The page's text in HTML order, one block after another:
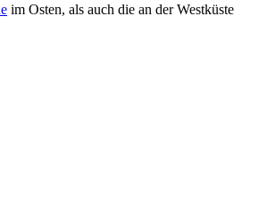
im Osten, als auch die an der Westküste